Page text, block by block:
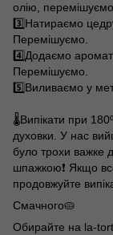
олію, перемішуємо.
3️⃣Натираємо
Перемішуємо.
4️⃣Додаємо
Перемішуємо.
5️⃣Виливаємо у
🌡️Випікати при
духовки. У нас
було трохи важке
шпажкою❗️ Якщо
продовжуйте
Смачного🥧
Обирайте на la-